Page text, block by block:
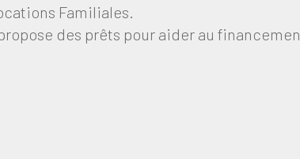
Familiales.
des prêts pour aider au